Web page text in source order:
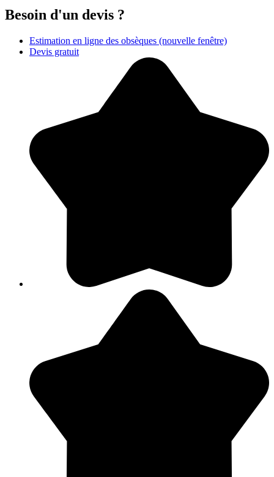
Besoin d'un devis ?
Estimation en ligne des obsèques (nouvelle fenêtre)
Devis gratuit